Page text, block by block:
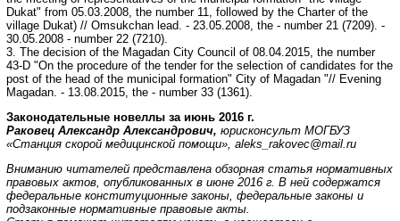
Dukat" from 05.03.2008, the number 11, followed by the Charter of the
village Dukat) // Omsukchan lead. - 23.05.2008, the - number 21 (7209). -
30.05.2008 - number 22 (7210).
3. The decision of the Magadan City Council of 08.04.2015, the number
43-D "On the procedure of the tender for the selection of candidates for the
post of the head of the municipal formation" City of Magadan "// Evening
Magadan. - 13.08.2015, the - number 33 (1361).
Законодательные новеллы за июнь 2016 г.
Раковец Александр Александрович, юрисконсульт МОГБУЗ
«Станция скорой медицинской помощи», aleks rakovec@mail ru
Вниманию читателей представлена обзорная статья нормативных
правовых актов, опубликованных в июне 2016 г. В ней содержатся
федеральные конституционные законы, федеральные законы и
подзаконные нормативные правовые акты.